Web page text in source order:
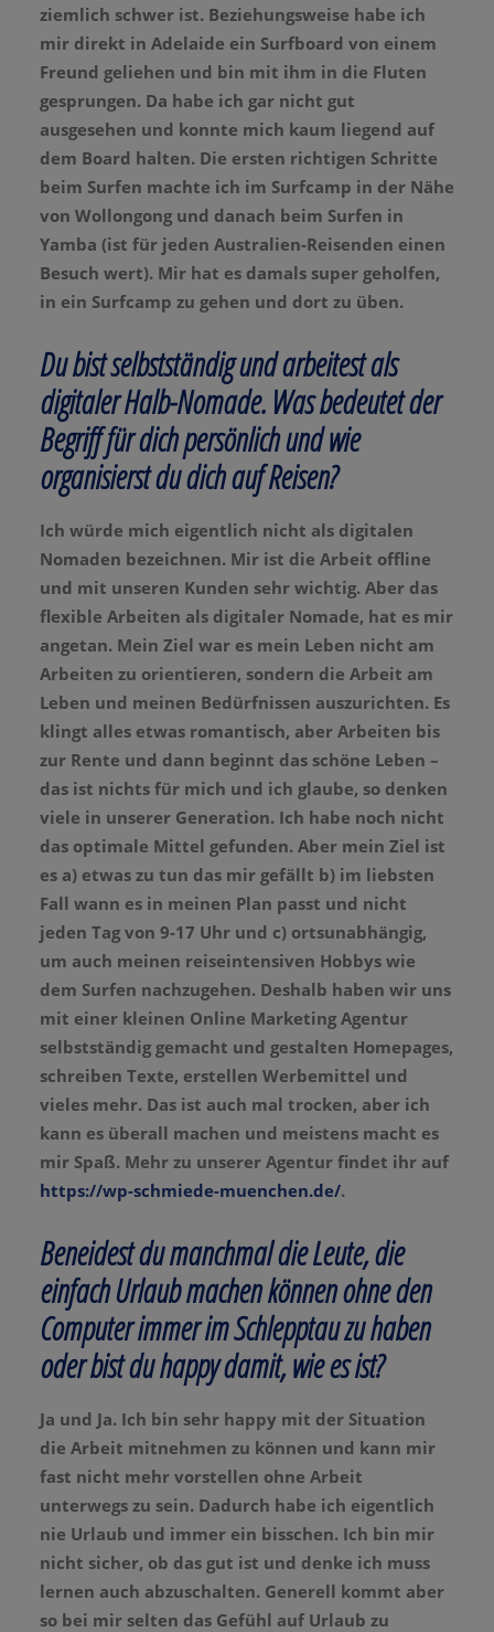
ziemlich schwer ist. Beziehungsweise habe ich
mir direkt in Adelaide ein Surfboard von einem
Freund geliehen und bin mit ihm in die Fluten
gesprungen. Da habe ich gar nicht gut
ausgesehen und konnte mich kaum liegend auf
dem Board halten. Die ersten richtigen Schritte
beim Surfen machte ich im Surfcamp in der Nähe
von Wollongong und danach beim Surfen in
Yamba (ist für jeden Australien-Reisenden einen
Besuch wert). Mir hat es damals super geholfen,
in ein Surfcamp zu gehen und dort zu üben.
Du bist selbstständig und arbeitest als
digitaler Halb-Nomade. Was bedeutet der
Begriff für dich persönlich und wie
organisierst du dich auf Reisen?
Ich würde mich eigentlich nicht als digitalen
Nomaden bezeichnen. Mir ist die Arbeit offline
und mit unseren Kunden sehr wichtig. Aber das
flexible Arbeiten als digitaler Nomade, hat es mir
angetan. Mein Ziel war es mein Leben nicht am
Arbeiten zu orientieren, sondern die Arbeit am
Leben und meinen Bedürfnissen auszurichten. Es
klingt alles etwas romantisch, aber Arbeiten bis
zur Rente und dann beginnt das schöne Leben –
das ist nichts für mich und ich glaube, so denken
viele in unserer Generation. Ich habe noch nicht
das optimale Mittel gefunden. Aber mein Ziel ist
es a) etwas zu tun das mir gefällt b) im liebsten
Fall wann es in meinen Plan passt und nicht
jeden Tag von 9-17 Uhr und c) ortsunabhängig,
um auch meinen reiseintensiven Hobbys wie
dem Surfen nachzugehen. Deshalb haben wir uns
mit einer kleinen Online Marketing Agentur
selbstständig gemacht und gestalten Homepages,
schreiben Texte, erstellen Werbemittel und
vieles mehr. Das ist auch mal trocken, aber ich
kann es überall machen und meistens macht es
mir Spaß. Mehr zu unserer Agentur findet ihr auf
https://wp-schmiede-muenchen.de/.
Beneidest du manchmal die Leute, die
einfach Urlaub machen können ohne den
Computer immer im Schlepptau zu haben
oder bist du happy damit, wie es ist?
Ja und Ja. Ich bin sehr happy mit der Situation
die Arbeit mitnehmen zu können und kann mir
fast nicht mehr vorstellen ohne Arbeit
unterwegs zu sein. Dadurch habe ich eigentlich
nie Urlaub und immer ein bisschen. Ich bin mir
nicht sicher, ob das gut ist und denke ich muss
lernen auch abzuschalten. Generell kommt aber
so bei mir selten das Gefühl auf Urlaub zu